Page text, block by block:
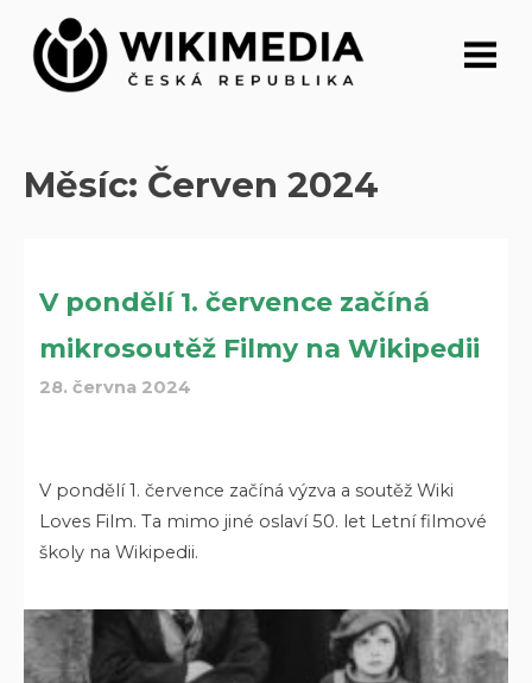
Přeskočit
obsah
Měsíc: Červen 2024
V pondělí 1. července začíná
mikrosoutěž Filmy na Wikipedii
28. června 2024
V pondělí 1. července začíná výzva a soutěž Wiki
Loves Film. Ta mimo jiné oslaví 50. let Letní filmové
školy na Wikipedii.